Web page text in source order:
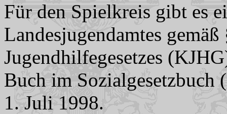
Für den Spielkreis gibt es
Landesjugendamtes
Jugendhilfegesetzes
Buch im
1. Juli 1998.